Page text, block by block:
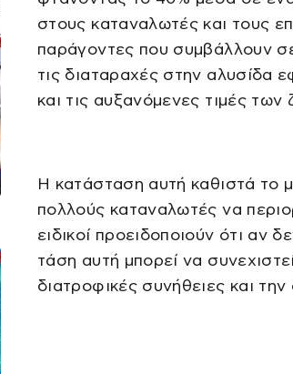
στους καταναλωτές και τους
παράγοντες που συμβάλλουν
τις διαταραχές στην αλυσίδα
και τις αυξανόμενες τιμές
Η κατάσταση αυτή καθιστά το
πολλούς καταναλωτές να
ειδικοί προειδοποιούν ότι αν
τάση αυτή μπορεί να
διατροφικές συνήθειες και